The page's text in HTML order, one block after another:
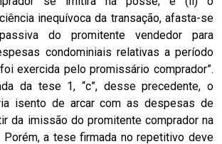
inequívoca da transação, afasta-se
do promitente vendedor para
condominiais relativas a período
exercida pelo promissário comprador”.
da tese 1, “c”, desse precedente, o
isento de arcar com as despesas de
da imissão do promitente comprador na
a tese firmada no repetitivo deve